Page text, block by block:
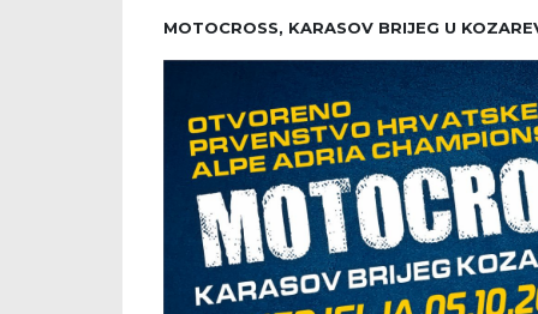
MOTOCROSS, KARASOV BRIJEG U